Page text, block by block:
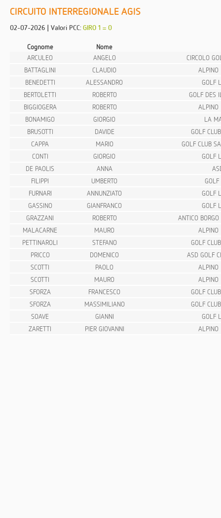
CIRCUITO INTERREGIONALE AGIS
02-07-2026 | Valori PCC:GIRO 1 = 0
Cognome
Nome
ARCULEO
ANGELO
CIRCOLO
BATTAGLINI
CLAUDIO
ALPINO
BENEDETTI
ALESSANDRO
GOLF
BERTOLETTI
ROBERTO
GOLF DES
BIGGIOGERA
ROBERTO
ALPINO
BONAMIGO
GIORGIO
LA
BRUSOTTI
DAVIDE
GOLF
CAPPA
MARIO
GOLF CLUB
CONTI
GIORGIO
GOLF
DE PAOLIS
ANNA
FILIPPI
UMBERTO
FURNARI
ANNUNZIATO
GOLF
GASSINO
GIANFRANCO
GOLF
GRAZZANI
ROBERTO
ANTICO
MALACARNE
MAURO
ALPINO
PETTINAROLI
STEFANO
GOLF
PRICCO
DOMENICO
ASD GOLF
SCOTTI
PAOLO
ALPINO
SCOTTI
MAURO
ALPINO
SFORZA
FRANCESCO
GOLF
SFORZA
MASSIMILIANO
GOLF
SOAVE
GIANNI
GOLF
ZARETTI
PIER GIOVANNI ALPINO